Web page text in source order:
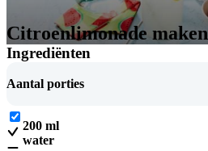
Citroenlimonade maken
Ingrediënten
Aantal porties
200 ml
water